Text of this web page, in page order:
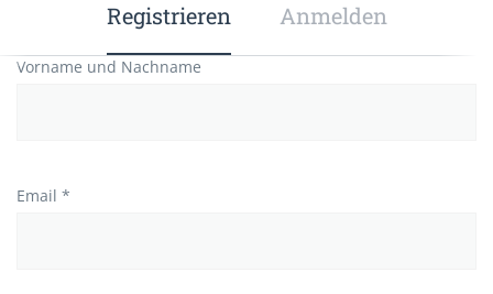
Registrieren Anmelden
Vorname und Nachname
Email *